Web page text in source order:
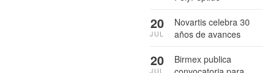
Novartis celebra 30
años de avances
20
JUL
Birmex publica
20
JUL